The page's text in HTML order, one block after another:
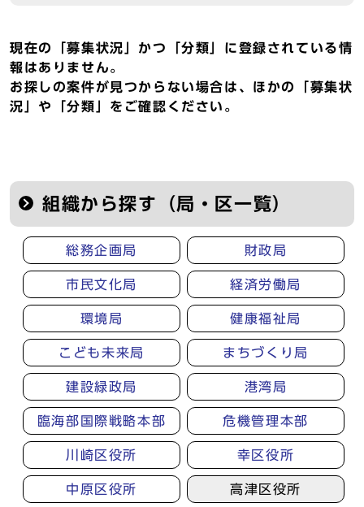
現在の「募集状況」かつ「分類」に登録されている情
報はありません。
お探しの案件が見つからない場合は、ほかの「募集状
況」や「分類」をご確認ください。
組織から探す（局・区一覧）
総務企画局 財政局
市民文化局 経済労働局
環境局 健康福祉局
こども未来局 まちづくり局
建設緑政局 港湾局
臨海部国際戦略本部 危機管理本部
川崎区役所 幸区役所
中原区役所 高津区役所